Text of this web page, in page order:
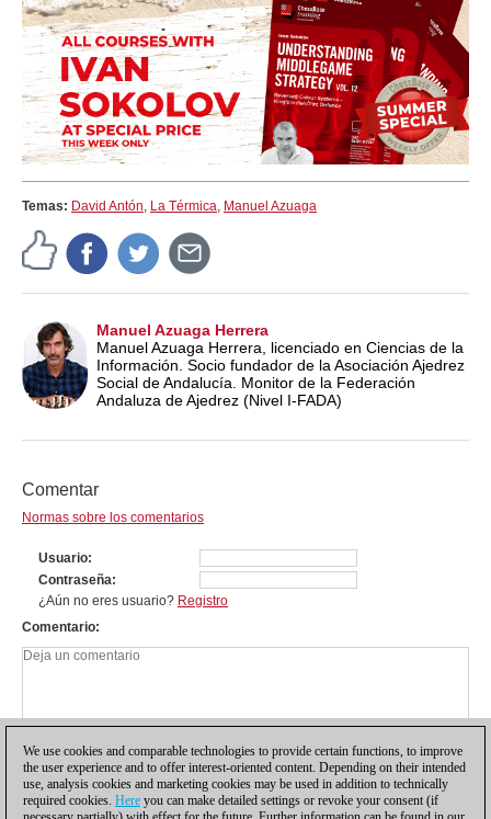
Temas: David Antón, La Térmica, Manuel Azuaga
Manuel Azuaga Herrera
Manuel Azuaga Herrera, licenciado en Ciencias de la
Información. Socio fundador de la Asociación Ajedrez
Social de Andalucía. Monitor de la Federación
Andaluza de Ajedrez (Nivel I-FADA)
Comentar
Normas sobre los comentarios
Usuario
Contraseña
¿Aún no eres usuario? Registro
Comentario
We use cookies and comparable technologies to provide certain functions, to improve
the user experience and to offer interest-oriented content. Depending on their intended
use, analysis cookies and marketing cookies may be used in addition to technically
required cookies. Here you can make detailed settings or revoke your consent (if